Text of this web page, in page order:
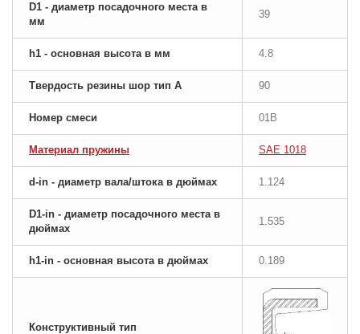
D1 - диаметр посадочного места в
мм
39
h1 - основная высота в мм 4.8
Твердость резины шор тип A 90
Номер смеси 01B
Материал пружины SAE 1018
d-in - диаметр вала/штока в дюймах 1.124
D1-in - диаметр посадочного места в
дюймах
1.535
h1-in - основная высота в дюймах 0.189
Конструктивный тип